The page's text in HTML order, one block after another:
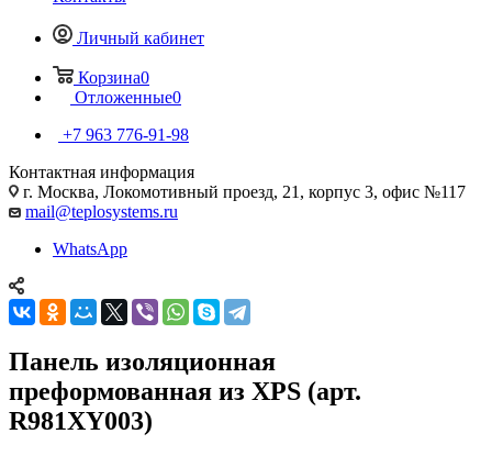
Личный кабинет
Корзина0
Отложенные0
+7 963 776-91-98
Контактная информация
г. Москва, Локомотивный проезд, 21, корпус 3, офис №117
mail@teplosystems.ru
WhatsApp
Панель изоляционная
преформованная из XPS (арт.
R981XY003)